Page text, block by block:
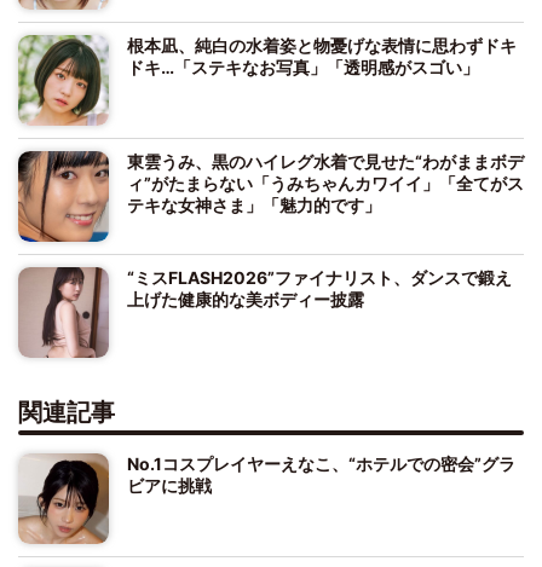
根本凪、純白の水着姿と物憂げな表情に思わずドキ
ドキ…「ステキなお写真」「透明感がスゴい」
東雲うみ、黒のハイレグ水着で見せた“わがままボデ
ィ”がたまらない「うみちゃんカワイイ」「全てがス
テキな女神さま」「魅力的です」
“ミスFLASH2026”ファイナリスト、ダンスで鍛え
上げた健康的な美ボディー披露
関連記事
No.1コスプレイヤーえなこ、“ホテルでの密会”グラ
ビアに挑戦